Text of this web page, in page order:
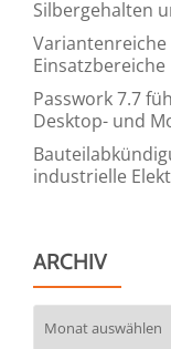
Silbergehalten
Einsatzbereiche
Passwork 7.7
Desktop- und
industrielle
ARCHIV